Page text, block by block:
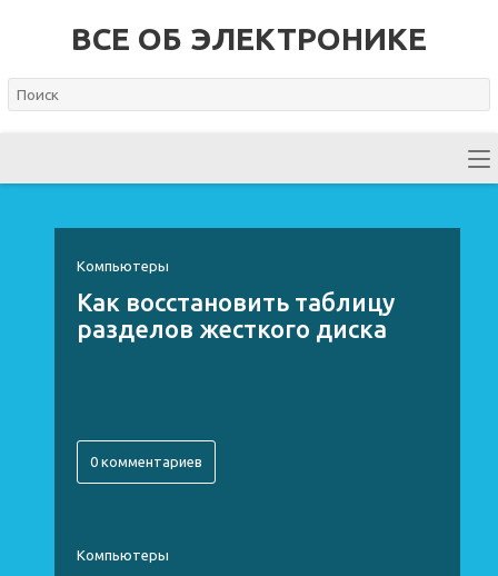
ВСЕ ОБ ЭЛЕКТРОНИКЕ
Компьютеры
Как восстановить таблицу
разделов жесткого диска
0 комментариев
Компьютеры